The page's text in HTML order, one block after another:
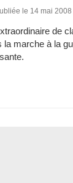
le 14 mai 2008
de
la marche à la